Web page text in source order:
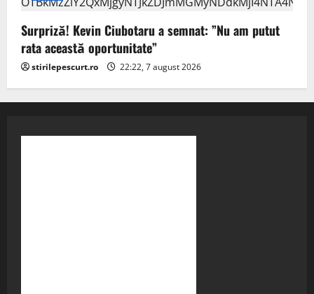
Surpriză! Kevin Ciubotaru a semnat: ”Nu am putut
rata această oportunitate”
stirilepescurt.ro 22:22, 7 august 2026